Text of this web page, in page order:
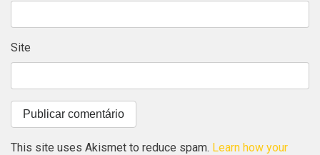
Site
This site uses Akismet to reduce spam. Learn how your